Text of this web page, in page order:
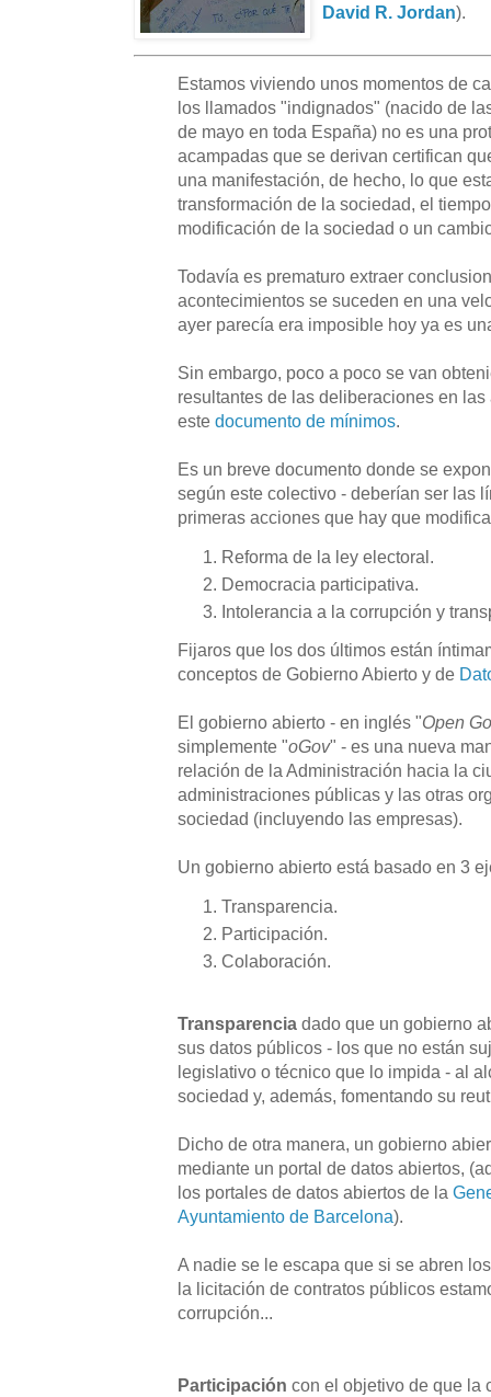
David R. Jordan).
Estamos viviendo unos momentos de
los llamados "indignados" (nacido de
de mayo en toda España) no es una
acampadas que se derivan certifican
una manifestación, de hecho, lo que
transformación de la sociedad, el
modificación de la sociedad o un
Todavía es prematuro extraer
acontecimientos se suceden en una
ayer parecía era imposible hoy ya es
Sin embargo, poco a poco se van
resultantes de las deliberaciones en
este documento de mínimos.
Es un breve documento donde se
según este colectivo - deberían ser las
primeras acciones que hay que
Reforma de la ley electoral.
Democracia participativa.
Intolerancia a la corrupción y
Fijaros que los dos últimos están
conceptos de Gobierno Abierto y de
El gobierno abierto - en inglés "Open
simplemente "oGov" - es una nueva
relación de la Administración hacia la
administraciones públicas y las otras
sociedad (incluyendo las empresas).
Un gobierno abierto está basado en 3
Transparencia.
Participación.
Colaboración.
Transparencia dado que un gobierno
sus datos públicos - los que no están
legislativo o técnico que lo impida - al
sociedad y, además, fomentando su
Dicho de otra manera, un gobierno
mediante un portal de datos abiertos,
los portales de datos abiertos de la
Ayuntamiento de Barcelona).
A nadie se le escapa que si se abren
la licitación de contratos públicos
corrupción...
Participación con el objetivo de que la